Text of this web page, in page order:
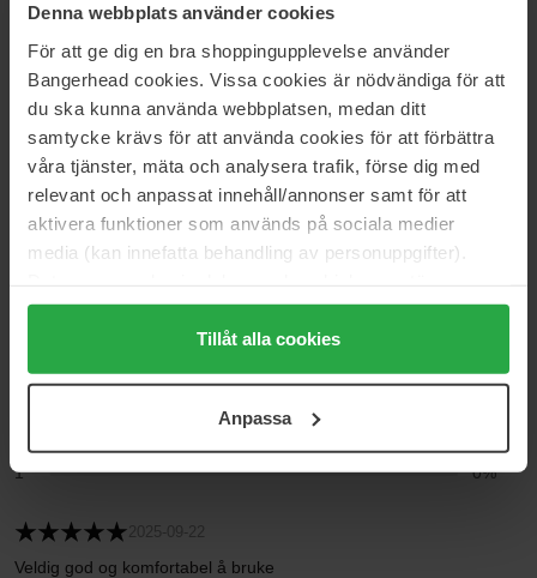
Denna webbplats använder cookies
För att ge dig en bra shoppingupplevelse använder
Bangerhead cookies. Vissa cookies är nödvändiga för att
du ska kunna använda webbplatsen, medan ditt
samtycke krävs för att använda cookies för att förbättra
våra tjänster, mäta och analysera trafik, förse dig med
relevant och anpassat innehåll/annonser samt för att
aktivera funktioner som används på sociala medier
media (kan innefatta behandling av personuppgifter).
Genom att trycka på "Tillåt alla cookies" accepterar du
alla cookies, medan du under "Detaljer" kan anpassa
användningen av cookies. Du kan när som helst återkalla
samt vår Integritetspolicy.
Tillåt alla cookies
Anpassa
Anmeldelser (3)Spørsmål og svar (0)
4.7
Basert på 3 anmeldelser
1
0%
2025-09-22
Veldig god og komfortabel å bruke